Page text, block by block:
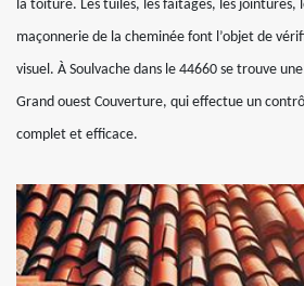
la toiture. Les tuiles, les faîtages, les jointures,
maçonnerie de la cheminée font l’objet de
visuel. À Soulvache dans le 44660 se trouve
Grand ouest Couverture, qui effectue un
complet et efficace.